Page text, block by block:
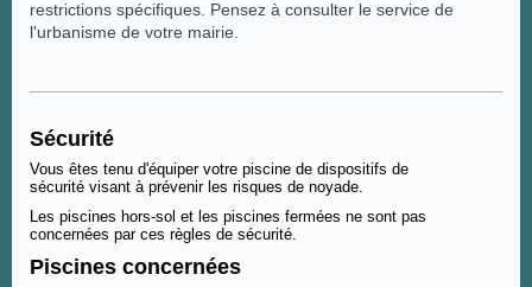
restrictions spécifiques. Pensez à consulter le service de
l'urbanisme de votre mairie.
Sécurité
Vous êtes tenu d'équiper votre piscine de dispositifs de
sécurité visant à prévenir les risques de noyade.
Les piscines hors-sol et les piscines fermées ne sont pas
concernées par ces règles de sécurité.
Piscines concernées